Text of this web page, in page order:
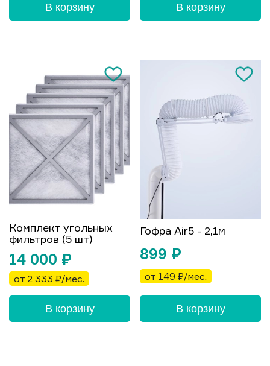
В корзину В корзину
Комплект угольных
фильтров (5 шт)
14 000 ₽
от 2 333 ₽/мес.
В корзину
Гофра Air5 - 2,1м
899 ₽
от 149 ₽/мес.
В корзину